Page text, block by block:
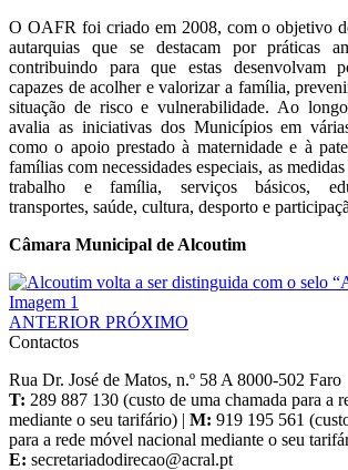
O OAFR foi criado em 2008, com o objetivo
autarquias que se destacam por práticas
contribuindo para que estas desenvolvam
capazes de acolher e valorizar a família,
situação de risco e vulnerabilidade. Ao
avalia as iniciativas dos Municípios em
como o apoio prestado à maternidade e à
famílias com necessidades especiais, as
trabalho e família, serviços básicos,
transportes, saúde, cultura, desporto e
Câmara Municipal de Alcoutim
ANTERIOR PRÓXIMO
Contactos
Rua Dr. José de Matos, n.º 58 A 8000-502 Faro
T: 289 887 130 (custo de uma chamada para a
mediante o seu tarifário) | M: 919 195 561
para a rede móvel nacional mediante o seu
E: